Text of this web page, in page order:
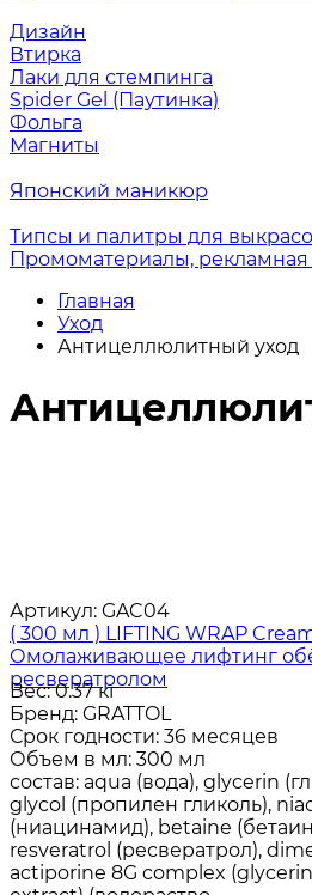
Дизайн
Втирка
Лаки для стемпинга
Spider Gel (Паутинка)
Фольга
Магниты
Японский маникюр
Типсы и палитры для
Промоматериалы, рекламная
Главная
Уход
Антицеллюлитный уход
Артикул: GAC04
( 300 мл ) LIFTING WRAP
Омолаживающее лифтинг
ресвератролом
Вес:0.37 кг
Бренд: GRATTOL
Срок годности: 36 месяцев
Объем в мл: 300 мл
состав: aqua (вода), glycerin
glycol (пропилен гликоль),
(ниацинамид), betaine
resveratrol (ресвератрол),
actiporine 8G complex